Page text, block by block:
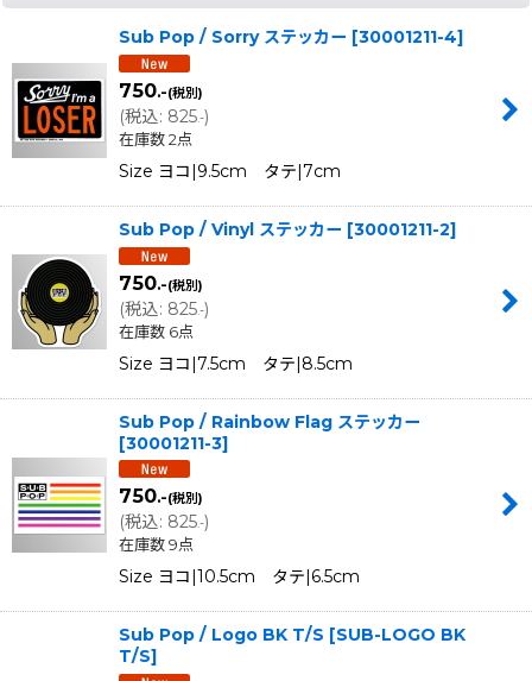
Sub Pop / Sorry ステッカー [30001211-4]
750.-(税別)
(税込: 825.-)
在庫数 2点
Size ヨコ|9.5cm タテ|7cm
Sub Pop / Vinyl ステッカー [30001211-2]
750.-(税別)
(税込: 825.-)
在庫数 6点
Size ヨコ|7.5cm タテ|8.5cm
Sub Pop / Rainbow Flag ステッカー
[30001211-3]
750.-(税別)
(税込: 825.-)
在庫数 9点
Size ヨコ|10.5cm タテ|6.5cm
Sub Pop / Logo BK T/S [SUB-LOGO BK
T/S]